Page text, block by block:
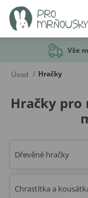
Vše
Úvod / Hračky
Hračky pro
Dřevěné hračky
Chrastítka a